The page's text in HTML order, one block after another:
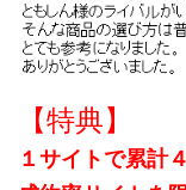
【特典】
１サイトで累計